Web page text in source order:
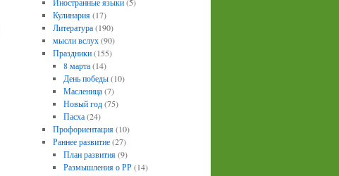
Кулинария(17)
Литература(190)
мысли вслух(90)
Праздники(155)
8 марта(14)
День победы(10)
Масленица(7)
Новый год(75)
Пасха(24)
Профориентация(10)
Раннее развитие(27)
План развития(9)
Размышления о РР(14)